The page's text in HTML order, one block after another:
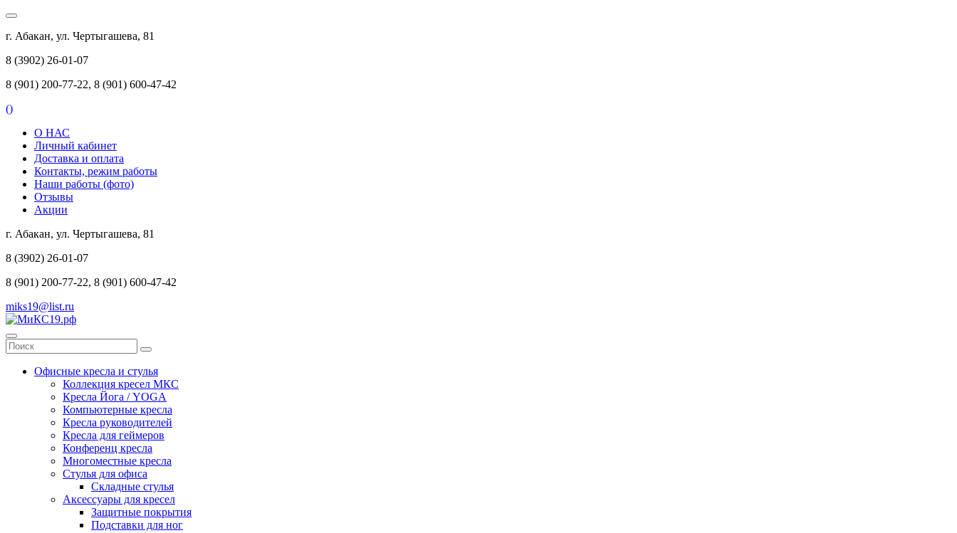
г. Абакан, ул. Чертыгашева, 81
8 (3902) 26-01-07
8 (901) 200-77-22, 8 (901) 600-47-42
()
О НАС
Личный кабинет
Доставка и оплата
Контакты, режим работы
Наши работы (фото)
Отзывы
Акции
г. Абакан, ул. Чертыгашева, 81
8 (3902) 26-01-07
8 (901) 200-77-22, 8 (901) 600-47-42
miks19@list.ru
Офисные кресла и стулья
Коллекция кресел МКС
Кресла Йога / YOGA
Компьютерные кресла
Кресла руководителей
Кресла для геймеров
Конференц кресла
Многоместные кресла
Стулья для офиса
Складные стулья
Аксессуары для кресел
Защитные покрытия
Подставки для ног